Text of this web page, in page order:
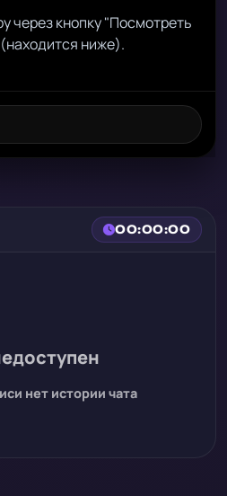
через кнопку "Посмотреть
ниже).
00:00:00
нет истории чата